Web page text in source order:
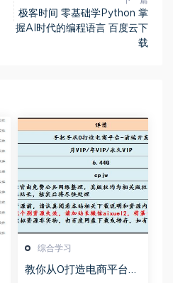
极客时间 零基础学Python 掌
握AI时代的编程语言 百度云下
载
综合学习
教你从0打造电商平台前